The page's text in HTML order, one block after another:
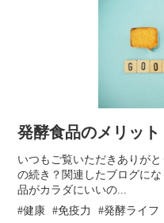
発酵食品のメリット
いつもご覧いただきありが
の続き？関連したブログに
品がカラダにいいの...
健康
免疫力 発酵ライフ